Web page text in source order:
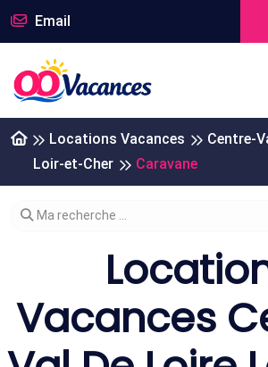
Email
Locations Vacances
Centre-
Loir-et-Cher
Caravane
Modifier votre recherche
Ma recherche ...
Vacances